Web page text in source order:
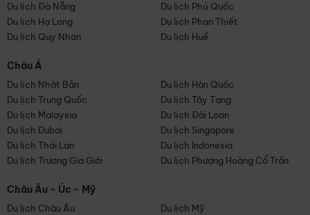
Du lịch Đà Nẵng
Du lịch Phú Quốc
Du lịch Hạ Long
Du lịch Phan Thiết
Du lịch Quy Nhơn
Du lịch Huế
Châu Á
Du lịch Nhật Bản
Du lịch Hàn Quốc
Du lịch Trung Quốc
Du lịch Tây Tạng
Du lịch Malaysia
Du lịch Đài Loan
Du lịch Dubai
Du lịch Singapore
Du lịch Thái Lan
Du lịch Indonesia
Du lịch Trương Gia Giới
Du lịch Phượng Hoàng Cổ Trấn
Châu Âu - Úc - Mỹ
Du lịch Châu Âu
Du lịch Mỹ